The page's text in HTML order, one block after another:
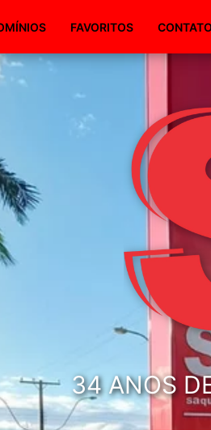
FAVORITOS CONTATO
34 ANOS